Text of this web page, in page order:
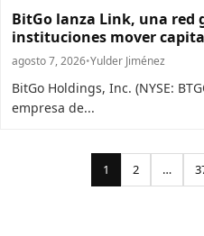
BitGo lanza Link, una red
instituciones mover
agosto 7, 2026•Yulder Jiménez
BitGo Holdings, Inc. (NYSE:
empresa de...
1 2 …